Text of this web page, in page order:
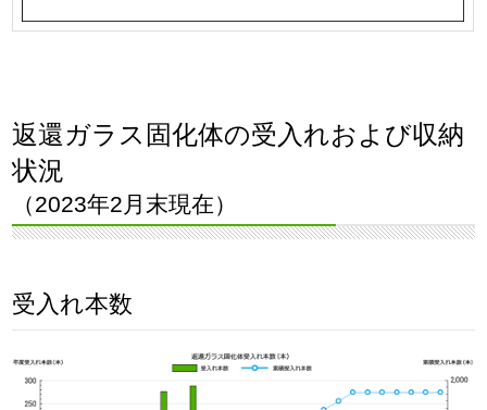
返還ガラス固化体の受入れおよび収納
状況
（2023年2月末現在）
受入れ本数